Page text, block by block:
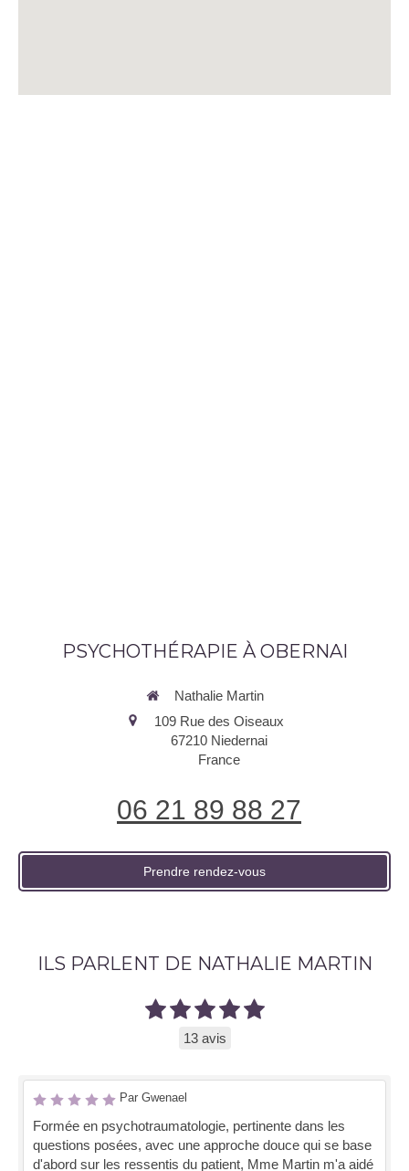
PSYCHOTHÉRAPIE À OBERNAI
Nathalie Martin
109 Rue des Oiseaux
67210 Niedernai
France
06 21 89 88 27
Prendre rendez-vous
ILS PARLENT DE NATHALIE MARTIN
13 avis
Par Gwenael
Formée en psychotraumatologie, pertinente dans les
questions posées, avec une approche douce qui se base
d'abord sur les ressentis du patient, Mme Martin m'a aidé